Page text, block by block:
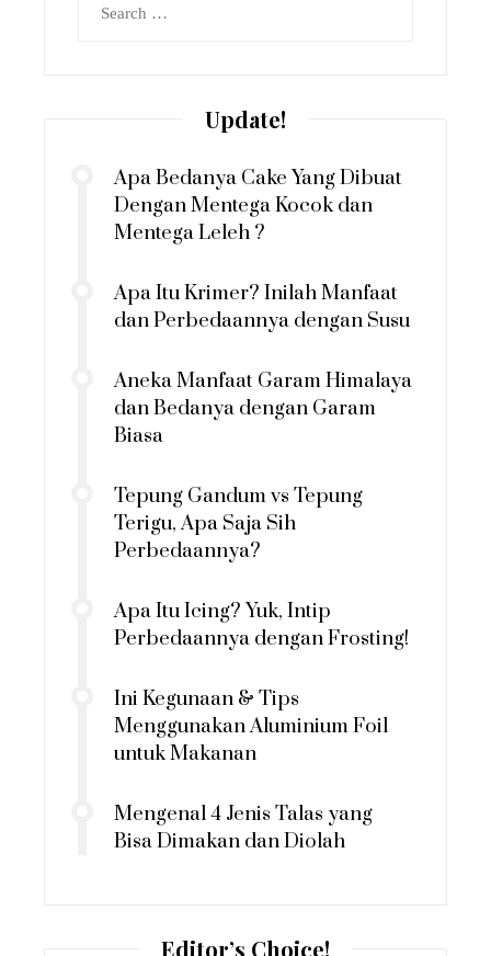
Update!
Apa Bedanya Cake Yang Dibuat
Dengan Mentega Kocok dan
Mentega Leleh ?
Apa Itu Krimer? Inilah Manfaat
dan Perbedaannya dengan Susu
Aneka Manfaat Garam Himalaya
dan Bedanya dengan Garam
Biasa
Tepung Gandum vs Tepung
Terigu, Apa Saja Sih
Perbedaannya?
Apa Itu Icing? Yuk, Intip
Perbedaannya dengan Frosting!
Ini Kegunaan & Tips
Menggunakan Aluminium Foil
untuk Makanan
Mengenal 4 Jenis Talas yang
Bisa Dimakan dan Diolah
Editor’s Choice!